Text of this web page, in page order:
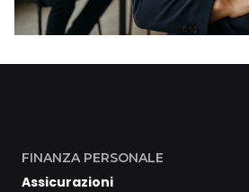
FINANZA PERSONALE
Assicurazioni